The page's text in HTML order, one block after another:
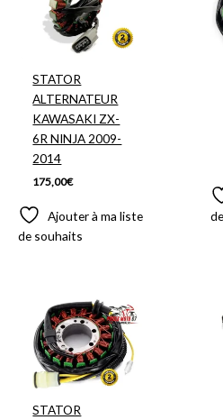
STATOR
ALTERNATEUR
KAWASAKI ZX-
6R NINJA 2009-
2014
175,00€
Ajouter à ma liste
de souhaits
STATOR